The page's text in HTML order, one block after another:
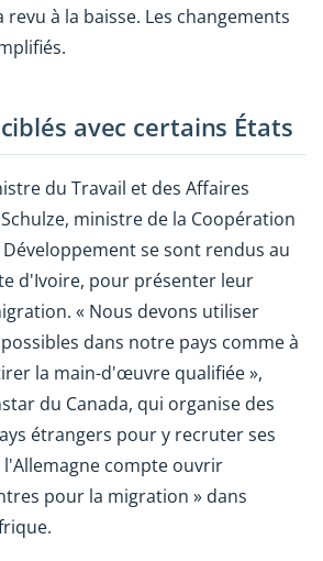
à la baisse. Les changements
avec certains États
du Travail et des Affaires
ministre de la Coopération
se sont rendus au
d'Ivoire, pour présenter leur
« Nous devons utiliser
dans notre pays comme à
la main-d'œuvre qualifiée »,
du Canada, qui organise des
étrangers pour y recruter ses
compte ouvrir
pour la migration » dans